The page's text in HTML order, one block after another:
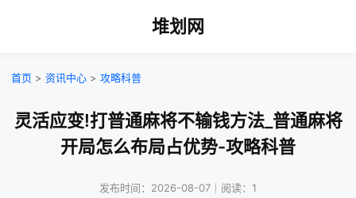
堆划网
首页 > 资讯中心 > 攻略科普
灵活应变!打普通麻将不输钱方法_普通麻将
开局怎么布局占优势-攻略科普
发布时间：2026-08-07｜阅读：1